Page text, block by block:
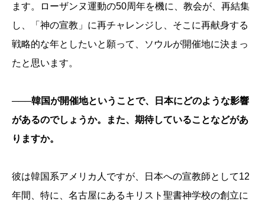
ます。ローザンヌ運動の50周年を機に、教会が、再結集
し、「神の宣教」に再チャレンジし、そこに再献身する
戦略的な年としたいと願って、ソウルが開催地に決まっ
たと思います。
───韓国が開催地ということで、日本にどのような影響
があるのでしょうか。また、期待していることなどがあ
りますか。
彼は韓国系アメリカ人ですが、日本への宣教師として12
年間、特に、名古屋にあるキリスト聖書神学校の創立に